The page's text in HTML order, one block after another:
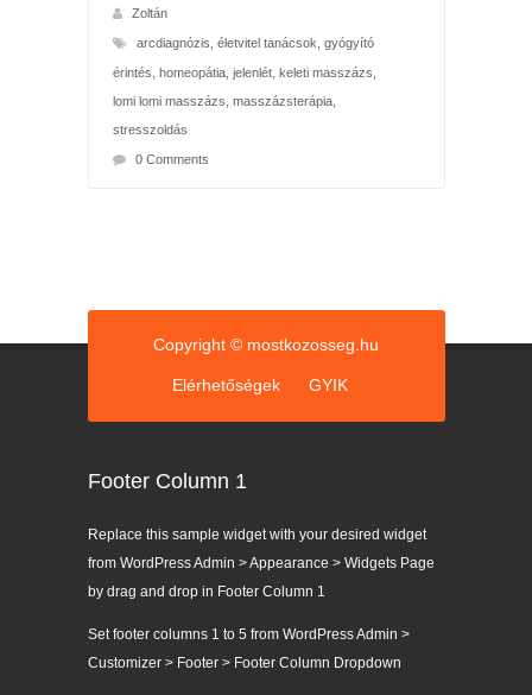
Zoltán
arcdiagnózis életvitel tanácsok gyógyító
érintés homeopátia, jelenlét, keleti masszázs
lomi lomi masszázs masszázsterápia,
stresszoldás
0 Comments
Copyright © mostkozosseg.hu
Elérhetőségek GYIK
Footer Column 1
Replace this sample widget with your desired widget
from WordPress Admin > Appearance > Widgets Page
by drag and drop in Footer Column 1
Set footer columns 1 to 5 from WordPress Admin >
Customizer > Footer > Footer Column Dropdown